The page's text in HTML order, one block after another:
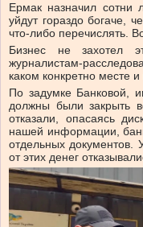
Ермак назначил сотни
уйдут гораздо богаче,
что-либо перечислять.
Бизнес не захотел
журналистам-
каком конкретно месте
По задумке Банковой,
должны были закрыть
отказали, опасаясь
нашей информации,
отдельных документов.
от этих денег